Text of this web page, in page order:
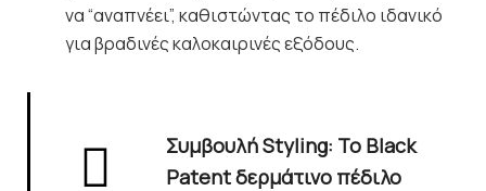
να “αναπνέει”, καθιστώντας το πέδιλο ιδανικό
για βραδινές καλοκαιρινές εξόδους.
Συμβουλή Styling: Το Black
Patent δερμάτινο πέδιλο